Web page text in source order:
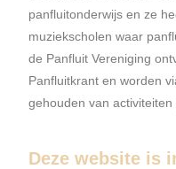
panfluitonderwijs en ze
muziekscholen waar
de Panfluit Vereniging
Panfluitkrant en worden
gehouden van
Deze website is